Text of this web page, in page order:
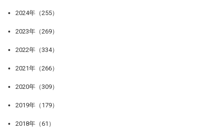
2024年（255）
2023年（269）
2022年（334）
2021年（266）
2020年（309）
2019年（179）
2018年（61）